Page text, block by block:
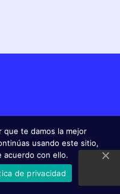
que te damos la mejor
usando este sitio,
acuerdo con ello.
de privacidad